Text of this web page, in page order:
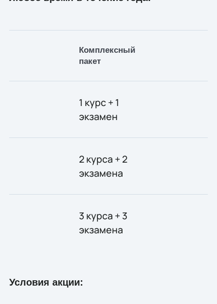
Комплексный
пакет
1 курс + 1
экзамен
2 курса + 2
экзамена
3 курса + 3
экзамена
Условия акции: